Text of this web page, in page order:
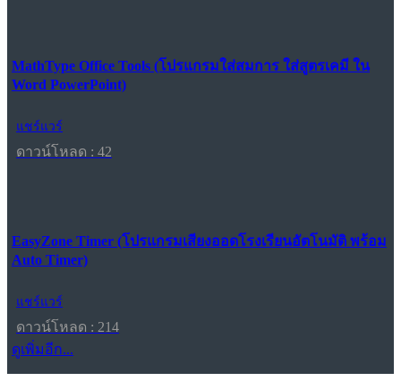
MathType Office Tools (โปรแกรมใส่สมการ ใส่สูตรเคมี ใน
Word PowerPoint)
แชร์แวร์
ดาวน์โหลด : 42
EasyZone Timer (โปรแกรมเสียงออดโรงเรียนอัตโนมัติ พร้อม
Auto Timer)
แชร์แวร์
ดาวน์โหลด : 214
ดูเพิ่มอีก...